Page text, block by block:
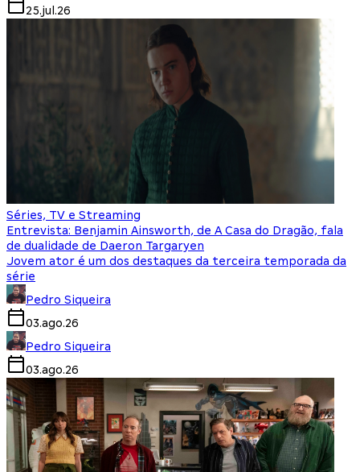
25.jul.26
Séries, TV e Streaming
Entrevista: Benjamin Ainsworth, de A Casa do Dragão, fala
de dualidade de Daeron Targaryen
Jovem ator é um dos destaques da terceira temporada da
série
Pedro Siqueira
03.ago.26
Pedro Siqueira
03.ago.26